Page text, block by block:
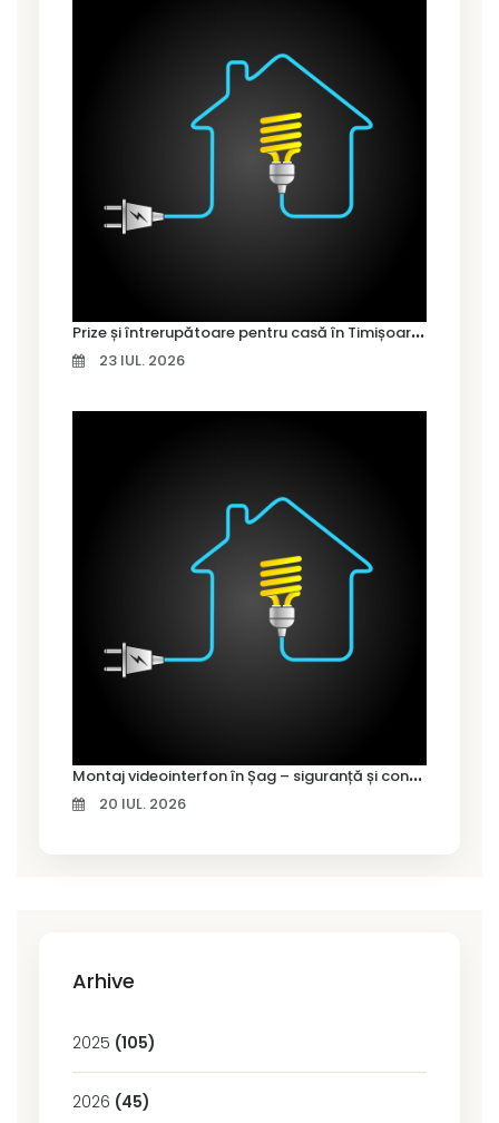
P
rize și întrerupătoare pentru casă în Timișoara – cum alegi variantele potrivite
23 IUL. 2026
M
ontaj videointerfon în Șag – siguranță și control pentru locuința ta
20 IUL. 2026
Arhive
2025 (105)
2026 (45)